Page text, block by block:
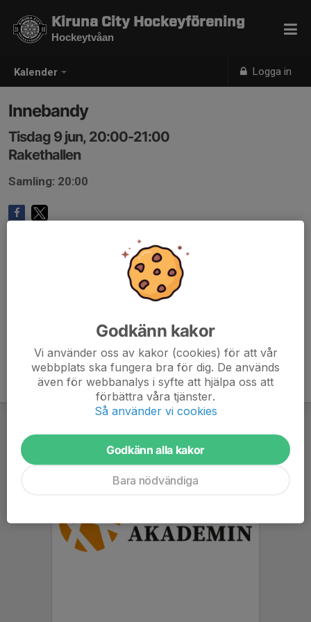
Kalender Logga in
Kiruna City Hockeyförening
Hockeytvåan
Innebandy
Tisdag 9 jun, 20:00-21:00
Rakethallen
Samling: 20:00
Godkänn kakor
Vi använder oss av kakor (cookies) för att vår
webbplats ska fungera bra för dig. De används
även för webbanalys i syfte att hjälpa oss att
förbättra våra tjänster.
Så använder vi cookies
Godkänn alla kakor
Bara nödvändiga